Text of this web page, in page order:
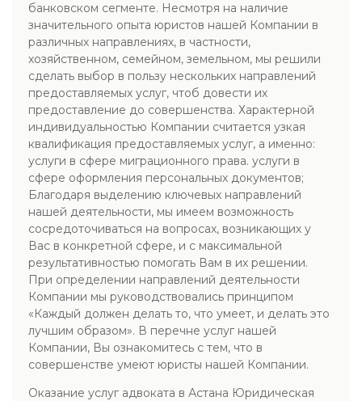
банковском сегменте. Несмотря на наличие
значительного опыта юристов нашей Компании в
различных направлениях, в частности,
хозяйственном, семейном, земельном, мы решили
сделать выбор в пользу нескольких направлений
предоставляемых услуг, чтоб довести их
предоставление до совершенства. Характерной
индивидуальностью Компании считается узкая
квалификация предоставляемых услуг, а именно:
услуги в сфере миграционного права. услуги в
сфере оформления персональных документов;
Благодаря выделению ключевых направлений
нашей деятельности, мы имеем возможность
сосредоточиваться на вопросах, возникающих у
Вас в конкретной сфере, и с максимальной
результативностью помогать Вам в их решении.
При определении направлений деятельности
Компании мы руководствовались принципом
«Каждый должен делать то, что умеет, и делать это
лучшим образом». В перечне услуг нашей
Компании, Вы ознакомитесь с тем, что в
совершенстве умеют юристы нашей Компании.
Оказание услуг адвоката в Астана Юридическая